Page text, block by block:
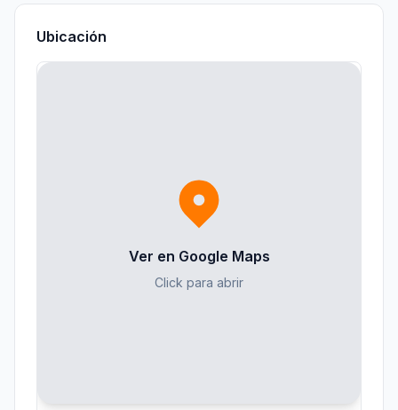
Ubicación
Ver en Google Maps
Click para abrir